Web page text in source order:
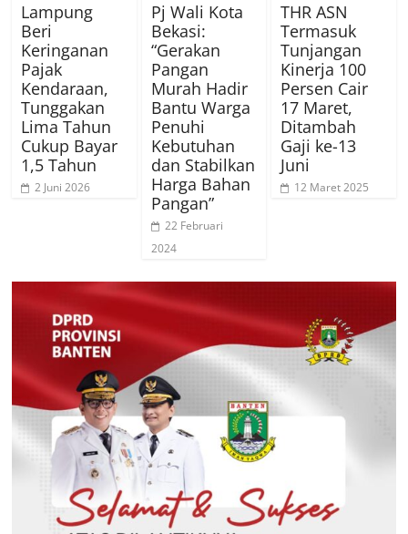
Lampung
Beri
Keringanan
Pajak
Kendaraan,
Tunggakan
Lima Tahun
Cukup Bayar
1,5 Tahun
2 Juni 2026
Pj Wali Kota
Bekasi:
“Gerakan
Pangan
Murah Hadir
Bantu Warga
Penuhi
Kebutuhan
dan Stabilkan
Harga Bahan
Pangan”
22 Februari
2024
THR ASN
Termasuk
Tunjangan
Kinerja 100
Persen Cair
17 Maret,
Ditambah
Gaji ke-13
Juni
12 Maret 2025